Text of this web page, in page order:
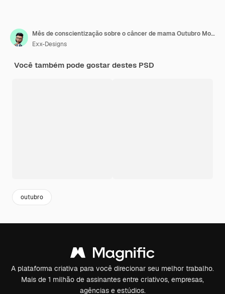
Mês de conscientização sobre o câncer de mama Outubro Modelo de design de postagem de mídia social
Exx-Designs
Você também pode gostar destes PSD
outubro
A plataforma criativa para você direcionar seu melhor trabalho.
Mais de 1 milhão de assinantes entre criativos, empresas,
agências e estúdios.